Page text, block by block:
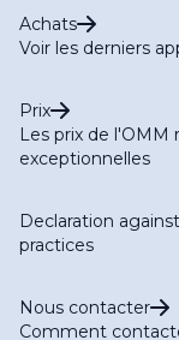
Achats
Voir les derniers
Prix
Les prix de
exceptionnelles
Declaration
practices
Nous contacter
Comment